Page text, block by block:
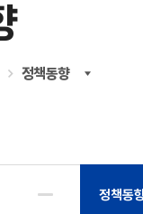
해양바이오
기업현황
정책동향
정책동